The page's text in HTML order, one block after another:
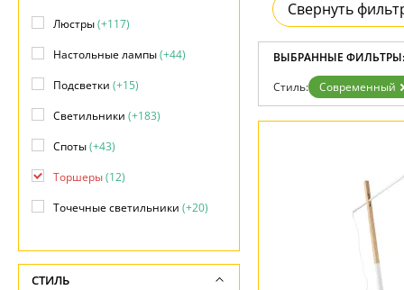
Установка
Дизайнерам
Бренды
Свернуть
ВЫБРАННЫЕ ФИЛЬТРЫ:
Стиль: Современный
Люстры(+117)
Настольные лампы(+44)
Подсветки (+15)
Светильники (+183)
Споты(+43)
Торшеры(12)
Точечные светильники (+20)
СТИЛЬ